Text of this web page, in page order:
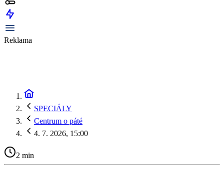
Reklama
SPECIÁLY
Centrum o páté
4. 7. 2026, 15:00
2 min